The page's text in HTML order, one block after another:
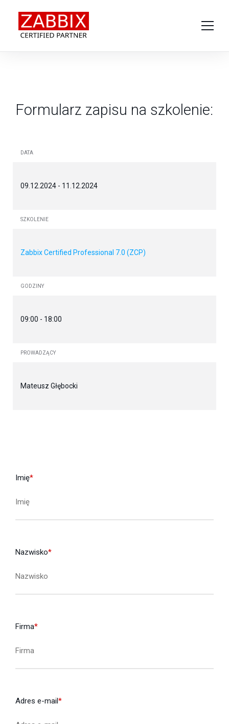
Szkolenia
Formularz zapisu na szkolenie:
DATA
09.12.2024 - 11.12.2024
SZKOLENIE
Zabbix Certified Professional 7.0 (ZCP)
GODZINY
09:00 - 18:00
PROWADZĄCY
Mateusz Głębocki
Imię*
Nazwisko*
Firma*
Adres e-mail*